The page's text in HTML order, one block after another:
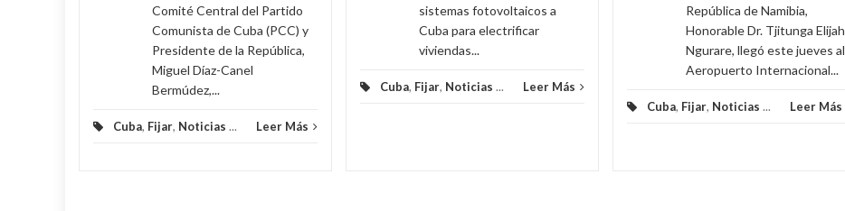
Comité Central del Partido
Comunista de Cuba (PCC) y
Presidente de la República,
Miguel Díaz-Canel
Bermúdez,...
Cuba, Fijar, Noticias ... Leer Más
sistemas fotovoltaicos a
Cuba para electrificar
viviendas...
Cuba, Fijar, Noticias ... Leer Más
República de Namibia,
Honorable Dr. Tjitunga Elijah
Ngurare, llegó este jueves al
Aeropuerto Internacional...
Cuba, Fijar, Noticias ... Leer Más